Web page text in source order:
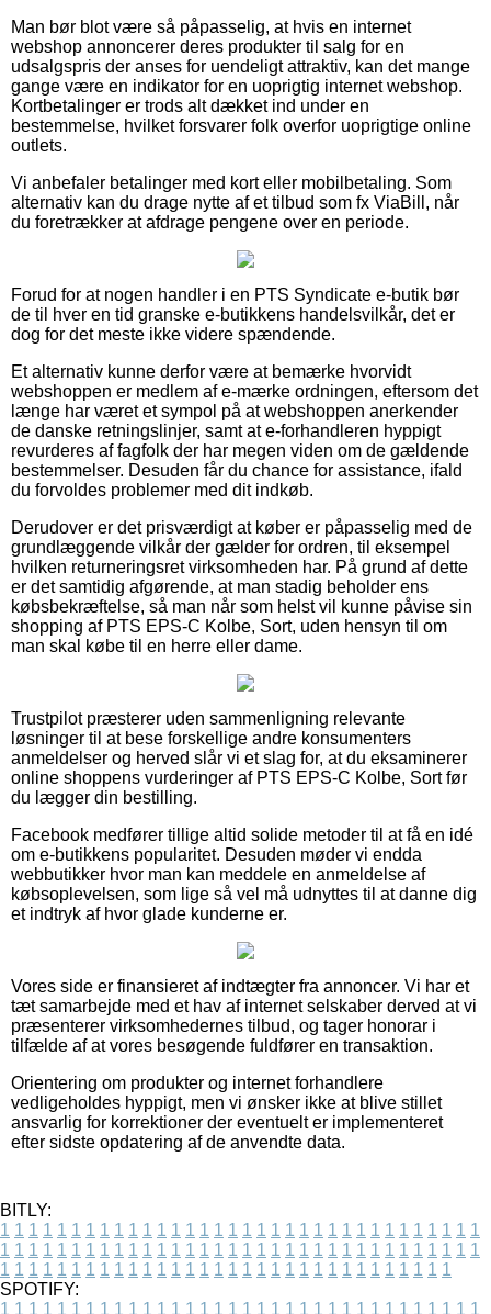
Man bør blot være så påpasselig, at hvis en internet
webshop annoncerer deres produkter til salg for en
udsalgspris der anses for uendeligt attraktiv, kan det mange
gange være en indikator for en uoprigtig internet webshop.
Kortbetalinger er trods alt dækket ind under en
bestemmelse, hvilket forsvarer folk overfor uoprigtige online
outlets.
Vi anbefaler betalinger med kort eller mobilbetaling. Som
alternativ kan du drage nytte af et tilbud som fx ViaBill, når
du foretrækker at afdrage pengene over en periode.
Forud for at nogen handler i en PTS Syndicate e-butik bør
de til hver en tid granske e-butikkens handelsvilkår, det er
dog for det meste ikke videre spændende.
Et alternativ kunne derfor være at bemærke hvorvidt
webshoppen er medlem af e-mærke ordningen, eftersom det
længe har været et sympol på at webshoppen anerkender
de danske retningslinjer, samt at e-forhandleren hyppigt
revurderes af fagfolk der har megen viden om de gældende
bestemmelser. Desuden får du chance for assistance, ifald
du forvoldes problemer med dit indkøb.
Derudover er det prisværdigt at køber er påpasselig med de
grundlæggende vilkår der gælder for ordren, til eksempel
hvilken returneringsret virksomheden har. På grund af dette
er det samtidig afgørende, at man stadig beholder ens
købsbekræftelse, så man når som helst vil kunne påvise sin
shopping af PTS EPS-C Kolbe, Sort, uden hensyn til om
man skal købe til en herre eller dame.
Trustpilot præsterer uden sammenligning relevante
løsninger til at bese forskellige andre konsumenters
anmeldelser og herved slår vi et slag for, at du eksaminerer
online shoppens vurderinger af PTS EPS-C Kolbe, Sort før
du lægger din bestilling.
Facebook medfører tillige altid solide metoder til at få en idé
om e-butikkens popularitet. Desuden møder vi endda
webbutikker hvor man kan meddele en anmeldelse af
købsoplevelsen, som lige så vel må udnyttes til at danne dig
et indtryk af hvor glade kunderne er.
Vores side er finansieret af indtægter fra annoncer. Vi har et
tæt samarbejde med et hav af internet selskaber derved at vi
præsenterer virksomhedernes tilbud, og tager honorar i
tilfælde af at vores besøgende fuldfører en transaktion.
Orientering om produkter og internet forhandlere
vedligeholdes hyppigt, men vi ønsker ikke at blive stillet
ansvarlig for korrektioner der eventuelt er implementeret
efter sidste opdatering af de anvendte data.
BITLY:
1 1 1 1 1 1 1 1 1 1 1 1 1 1 1 1 1 1 1 1 1 1 1 1 1 1 1 1 1 1 1 1 1 1
1 1 1 1 1 1 1 1 1 1 1 1 1 1 1 1 1 1 1 1 1 1 1 1 1 1 1 1 1 1 1 1 1 1
1 1 1 1 1 1 1 1 1 1 1 1 1 1 1 1 1 1 1 1 1 1 1 1 1 1 1 1 1 1 1 1
SPOTIFY:
1 1 1 1 1 1 1 1 1 1 1 1 1 1 1 1 1 1 1 1 1 1 1 1 1 1 1 1 1 1 1 1 1 1